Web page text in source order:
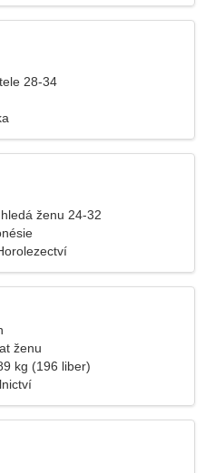
28-34
ženu 24-32
ženu
kg (196 liber)